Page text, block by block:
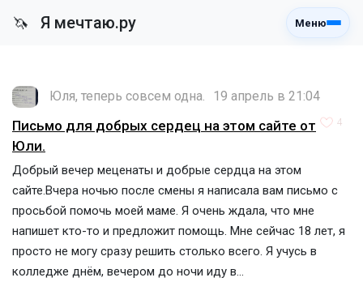
🦄 Я мечтаю.ру Меню
Юля, теперь совсем одна. 19 апрель в 21:04
4
Письмо для добрых сердец на этом сайте от
Юли.
Добрый вечер меценаты и добрые сердца на этом
сайте.Вчера ночью после смены я написала вам письмо с
просьбой помочь моей маме. Я очень ждала, что мне
напишет кто-то и предложит помощь. Мне сейчас 18 лет, я
просто не могу сразу решить столько всего. Я учусь в
колледже днём, вечером до ночи иду в...